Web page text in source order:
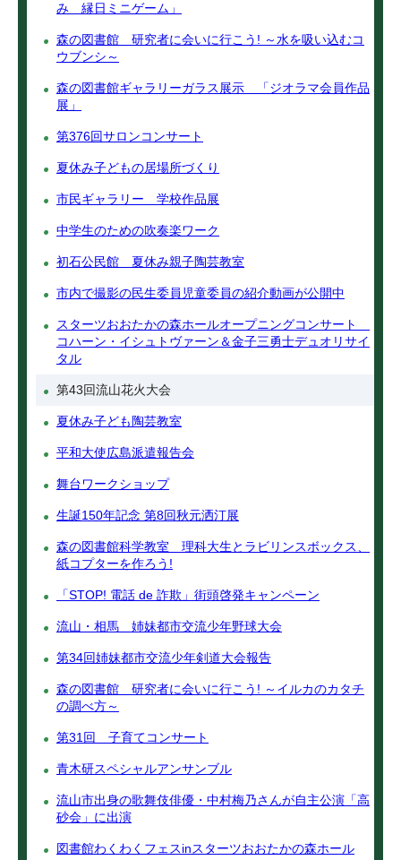
み 縁日ミニゲーム」
森の図書館 研究者に会いに行こう! ～水を吸い込むコ
ウブンシ～
森の図書館ギャラリーガラス展示 「ジオラマ会員作品
展」
第376回サロンコンサート
夏休み子どもの居場所づくり
市民ギャラリー 学校作品展
中学生のための吹奏楽ワーク
初石公民館 夏休み親子陶芸教室
市内で撮影の民生委員児童委員の紹介動画が公開中
スターツおおたかの森ホールオープニングコンサート
コハーン・イシュトヴァーン＆金子三勇士デュオリサイ
タル
第43回流山花火大会
夏休み子ども陶芸教室
平和大使広島派遣報告会
舞台ワークショップ
生誕150年記念 第8回秋元洒汀展
森の図書館科学教室 理科大生とラビリンスボックス、
紙コプターを作ろう!
「STOP! 電話 de 詐欺」街頭啓発キャンペーン
流山・相馬 姉妹都市交流少年野球大会
第34回姉妹都市交流少年剣道大会報告
森の図書館 研究者に会いに行こう! ～イルカのカタチ
の調べ方～
第31回 子育てコンサート
青木研スペシャルアンサンブル
流山市出身の歌舞伎俳優・中村梅乃さんが自主公演「高
砂会」に出演
図書館わくわくフェスinスターツおおたかの森ホール